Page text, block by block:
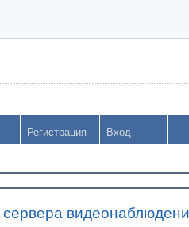
Регистрация Вход